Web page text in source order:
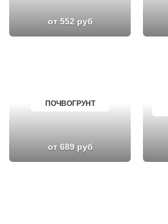
от 552 руб
ПОЧВОГРУНТ
от 689 руб